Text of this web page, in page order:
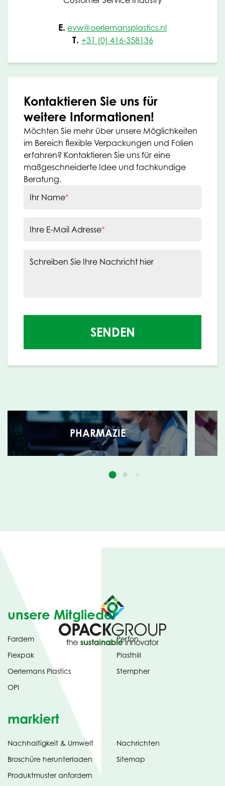
E. evw@oerlemansplastics.nl
T. +31 (0) 416-358136
Kontaktieren Sie uns für
weitere Informationen!
Möchten Sie mehr über unsere Möglichkeiten
im Bereich flexible Verpackungen und Folien
erfahren? Kontaktieren Sie uns für eine
maßgeschneiderte Idee und fachkundige
Beratung.
Ihr Name*
Ihre E-Mail Adresse*
Schreiben Sie Ihre Nachricht hier
SENDEN
PHARMAZIE
unsere Mitglieder
Fardem
Flexpak
Oerlemans Plastics
OPI
Perfon
Plasthill
Stempher
markiert
Nachhaltigkeit & Umwelt
Broschüre herunterladen(opens
in
new
Produktmuster anfordern
Nachrichten
Sitemap